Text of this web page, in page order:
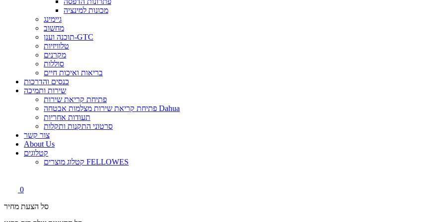
מכונות למינציה
גיימינג
מחשוב
תוכנה וענן-GTC
טלוויזיות
מקרנים
סוללות
בריאות ואיכות חיים
כנסים והדרכות
שירות ותמיכה
פתיחת קריאת שירות
פתיחת קריאת שירות מצלמות אבטחה Dahua
תעודות אחריות
סרטוני התקנות ותקלות
צור קשר
About Us
קטלוגים
קטלוג מוצרים FELLOWES
0
סל הצעת מחיר